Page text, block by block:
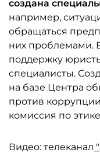
создана
например,
обращаться
них проблемами.
поддержку
специалисты.
на базе Центра
против
комиссия по
Видео: телеканал